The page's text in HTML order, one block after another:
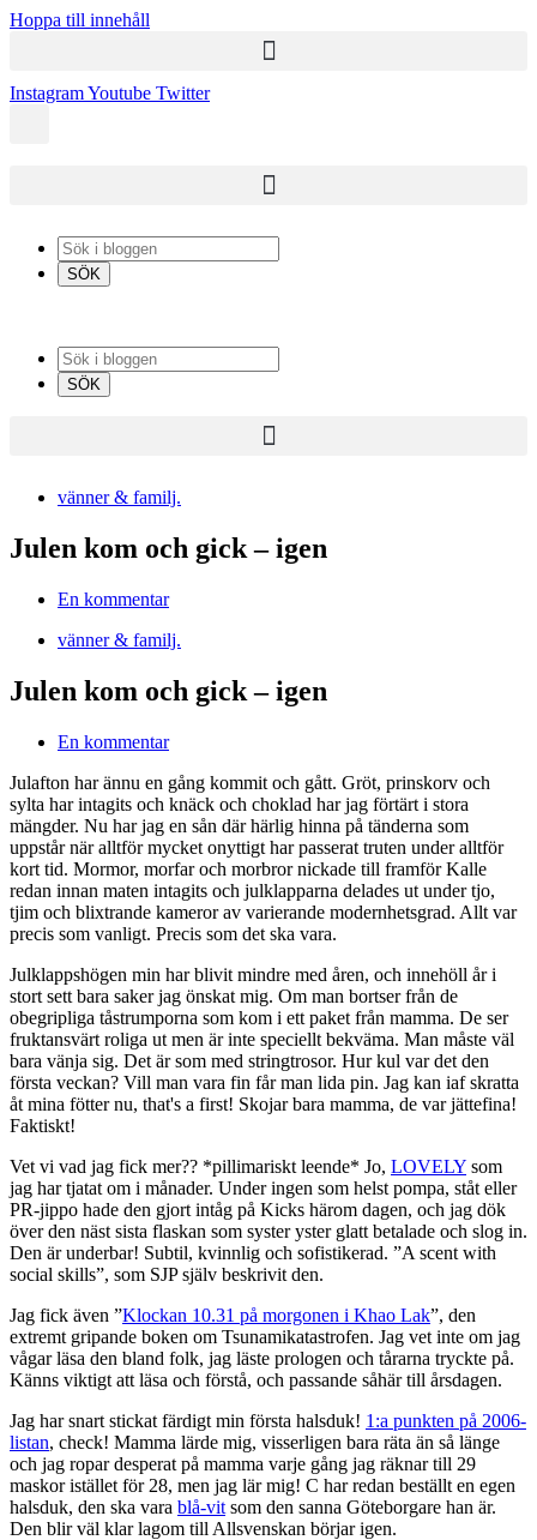
Hoppa till innehåll
InstagramYoutube Twitter
vänner & familj.
Julen kom och gick – igen
En kommentar
vänner & familj.
Julen kom och gick – igen
En kommentar
Julafton har ännu en gång kommit och gått. Gröt, prinskorv och
sylta har intagits och knäck och choklad har jag förtärt i stora
mängder. Nu har jag en sån där härlig hinna på tänderna som
uppstår när alltför mycket onyttigt har passerat truten under alltför
kort tid. Mormor, morfar och morbror nickade till framför Kalle
redan innan maten intagits och julklapparna delades ut under tjo,
tjim och blixtrande kameror av varierande modernhetsgrad. Allt var
precis som vanligt. Precis som det ska vara.
Julklappshögen min har blivit mindre med åren, och innehöll år i
stort sett bara saker jag önskat mig. Om man bortser från de
obegripliga tåstrumporna som kom i ett paket från mamma. De ser
fruktansvärt roliga ut men är inte speciellt bekväma. Man måste väl
bara vänja sig. Det är som med stringtrosor. Hur kul var det den
första veckan? Vill man vara fin får man lida pin. Jag kan iaf skratta
åt mina fötter nu, that's a first! Skojar bara mamma, de var jättefina!
Faktiskt!
Vet vi vad jag fick mer?? *pillimariskt leende* Jo, LOVELY som
jag har tjatat om i månader. Under ingen som helst pompa, ståt eller
PR-jippo hade den gjort intåg på Kicks härom dagen, och jag dök
över den näst sista flaskan som syster yster glatt betalade och slog in.
Den är underbar! Subtil, kvinnlig och sofistikerad. ”A scent with
social skills”, som SJP själv beskrivit den.
Jag fick även ”Klockan 10.31 på morgonen i Khao Lak”, den
extremt gripande boken om Tsunamikatastrofen. Jag vet inte om jag
vågar läsa den bland folk, jag läste prologen och tårarna tryckte på.
Känns viktigt att läsa och förstå, och passande såhär till årsdagen.
Jag har snart stickat färdigt min första halsduk! 1:a punkten på 2006-
listan, check! Mamma lärde mig, visserligen bara räta än så länge
och jag ropar desperat på mamma varje gång jag räknar till 29
maskor istället för 28, men jag lär mig! C har redan beställt en egen
halsduk, den ska vara blå-vit som den sanna Göteborgare han är.
Den blir väl klar lagom till Allsvenskan börjar igen.